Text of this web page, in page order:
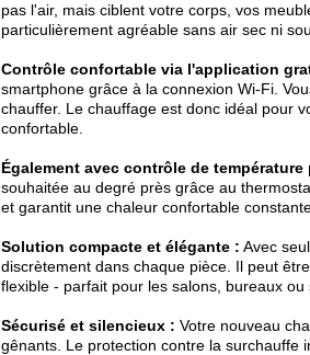
pas l'air, mais ciblent votre corps, vos
particulièrement agréable sans air sec ni
Contrôle confortable via l'application
smartphone grâce à la connexion Wi-Fi.
chauffer. Le chauffage est donc idéal pour
confortable.
Également avec contrôle de température
souhaitée au degré près grâce au
et garantit une chaleur confortable
Solution compacte et élégante : Avec
discrètement dans chaque pièce. Il peut
flexible - parfait pour les salons, bureaux ou
Sécurisé et silencieux : Votre nouveau
gênants. Le protection contre la surchauffe